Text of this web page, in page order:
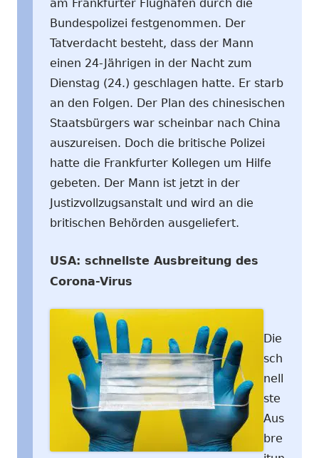
am Frankfurter Flughafen durch die
Bundespolizei festgenommen. Der
Tatverdacht besteht, dass der Mann
einen 24-Jährigen in der Nacht zum
Dienstag (24.) geschlagen hatte. Er starb
an den Folgen. Der Plan des chinesischen
Staatsbürgers war scheinbar nach China
auszureisen. Doch die britische Polizei
hatte die Frankfurter Kollegen um Hilfe
gebeten. Der Mann ist jetzt in der
Justizvollzugsanstalt und wird an die
britischen Behörden ausgeliefert.
USA: schnellste Ausbreitung des
Corona-Virus
Die
sch
nell
ste
Aus
bre